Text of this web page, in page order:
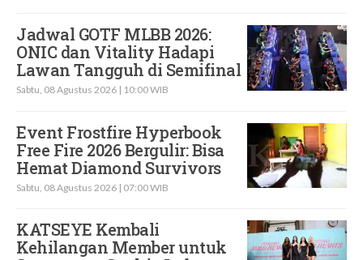
Jadwal GOTF MLBB 2026:
ONIC dan Vitality Hadapi
Lawan Tangguh di Semifinal
Sabtu, 08 Agustus 2026 | 10:00 WIB
Event Frostfire Hyperbook
Free Fire 2026 Bergulir: Bisa
Hemat Diamond Survivors
Sabtu, 08 Agustus 2026 | 07:00 WIB
KATSEYE Kembali
Kehilangan Member untuk